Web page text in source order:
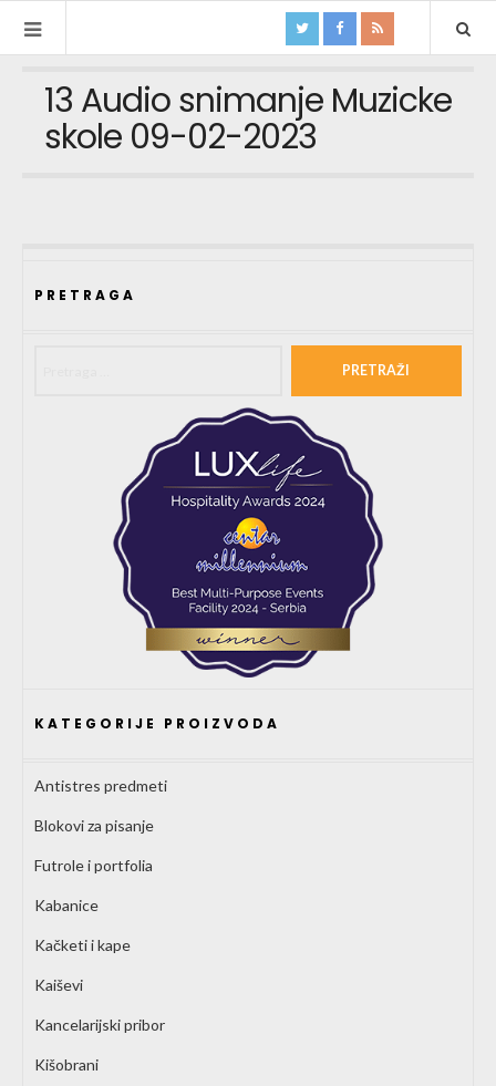
13 Audio snimanje Muzicke
skole 09-02-2023
PRETRAGA
KATEGORIJE PROIZVODA
Antistres predmeti
Blokovi za pisanje
Futrole i portfolia
Kabanice
Kačketi i kape
Kaiševi
Kancelarijski pribor
Kišobrani